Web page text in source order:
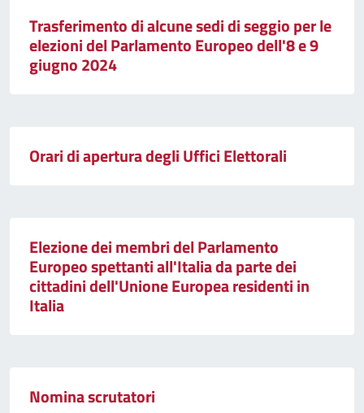
Trasferimento di alcune sedi di seggio per le
elezioni del Parlamento Europeo dell'8 e 9
giugno 2024
Orari di apertura degli Uffici Elettorali
Elezione dei membri del Parlamento
Europeo spettanti all'Italia da parte dei
cittadini dell'Unione Europea residenti in
Italia
Nomina scrutatori